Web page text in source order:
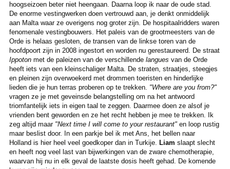
hoogseizoen beter niet heengaan. Daarna loop ik naar de oude stad.
De enorme vestingwerken doen vertrouwd aan, je denkt onmiddelijk
aan Malta waar ze overigens nog groter zijn. De hospitaalridders waren
fenomenale vestingbouwers. Het paleis van de grootmeesters van de
Orde is helaas gesloten, de transen van de linkse toren van de
hoofdpoort zijn in 2008 ingestort en worden nu gerestaureerd. De straat
Ippotonmet de paleizen van de verschillende langues van de Orde
heeft iets van een kleinschaliger Malta. De straten, straatjes, steegjes
en pleinen zijn overwoekerd met drommen toeristen en hinderlijke
lieden die je hun terras proberen op te trekken. "Where are you from?"
vragen ze je met geveinsde belangstelling om na het antwoord
triomfantelijk iets in eigen taal te zeggen. Daarmee doen ze alsof je
vrienden bent geworden en ze het recht hebben je mee te trekken. Ik
zeg altijd maar "Next time I will come to your restaurant"en loop rustig
maar beslist door. In een parkje bel ik met Ans, het bellen naar
Holland is hier heel veel goedkoper dan in Turkije. Liam slaapt slecht
en heeft nog veel last van bijwerkingen van de zware chemotherapie,
waarvan hij nu in elk geval de laatste dosis heeft gehad. De komende